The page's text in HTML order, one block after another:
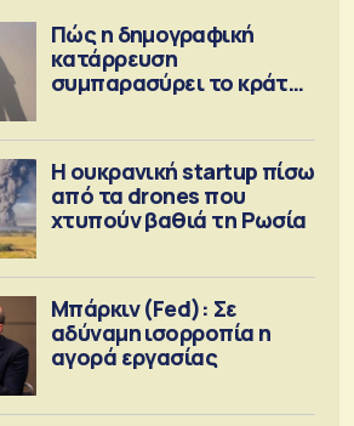
Πώς η δημογραφική
κατάρρευση
συμπαρασύρει το κράτος
Η ουκρανική startup πίσω
από τα drones που
χτυπούν βαθιά τη Ρωσία
Μπάρκιν (Fed): Σε
αδύναμη ισορροπία η
αγορά εργασίας